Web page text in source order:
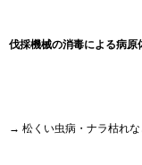
伐採機械の消毒による病原
→ 松くい虫病・ナラ枯れ